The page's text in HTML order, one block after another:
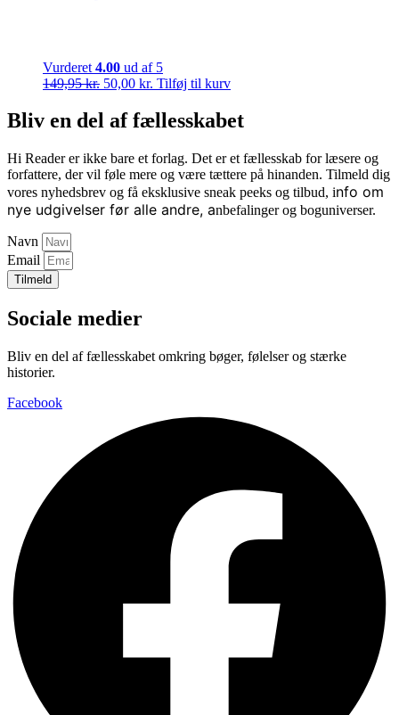
Vurderet 4.00 ud af 5
149,95kr. Den
pris
var:
50,00 kr. Den
pris
er:
Tilføj til kurv
Bliv en del af fællesskabet
Hi Reader er ikke bare et forlag. Det er et fællesskab for læsere og
forfattere, der vil føle mere og være tættere på hinanden. Tilmeld dig
vores nyhedsbrev og få eksklusive sneak peeks og tilbud, info om
nye udgivelser før alle andre, anbefalinger og boguniverser.
Navn
Email
Tilmeld
Sociale medier
Bliv en del af fællesskabet omkring bøger, følelser og stærke
historier.
Facebook